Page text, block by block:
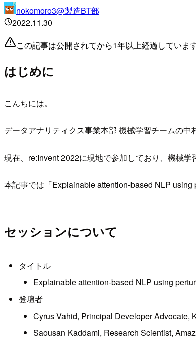
nokomoro3@製造BT部
2022.11.30
この記事は公開されてから1年以上経過していま
はじめに
こんちには。
データアナリティクス事業本部 機械学習チームの中
現在、re:Invent 2022に現地で参加しており、機械学
本記事では「Explainable attention-based NLP using
セッションについて
タイトル
Explainable attention-based NLP using
登壇者
Cyrus Vahid, Principal Developer Advocate,
Saousan Kaddami, Research Scientist,